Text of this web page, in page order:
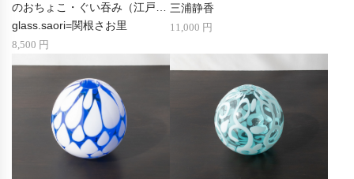
のおちょこ・ぐい吞み（江戸硝
子）
glass.saori=関根さお里
8,500 円
三浦静香
11,000 円